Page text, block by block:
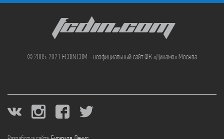
FCDIN.COM
© 2005-2021 FCDIN.COM - неофициальный сайт ФК «Динамо» Москва